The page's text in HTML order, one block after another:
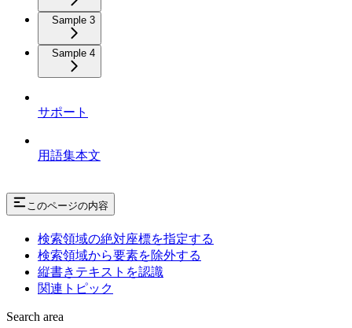
Sample 3
Sample 4
サポート
用語集本文
このページの内容
検索領域の絶対座標を指定する
検索領域から要素を除外する
縦書きテキストを認識
関連トピック
Search area